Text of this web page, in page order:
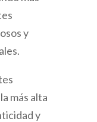
y
más alta
y